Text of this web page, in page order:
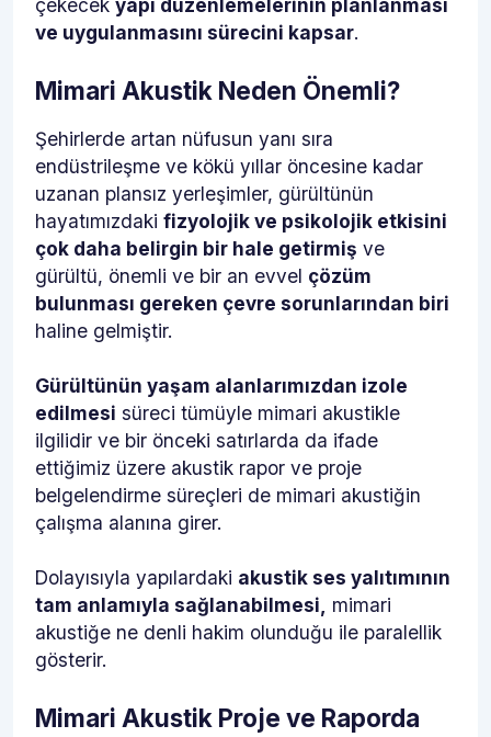
çekecek yapı düzenlemelerinin planlanması
ve uygulanmasını sürecini kapsar.
Mimari Akustik Neden Önemli?
Şehirlerde artan nüfusun yanı sıra
endüstrileşme ve kökü yıllar öncesine kadar
uzanan plansız yerleşimler, gürültünün
hayatımızdaki fizyolojik ve psikolojik etkisini
çok daha belirgin bir hale getirmiş ve
gürültü, önemli ve bir an evvel çözüm
bulunması gereken çevre sorunlarından biri
haline gelmiştir.
Gürültünün yaşam alanlarımızdan izole
edilmesi süreci tümüyle mimari akustikle
ilgilidir ve bir önceki satırlarda da ifade
ettiğimiz üzere akustik rapor ve proje
belgelendirme süreçleri de mimari akustiğin
çalışma alanına girer.
Dolayısıyla yapılardaki akustik ses yalıtımının
tam anlamıyla sağlanabilmesi,
mimari
akustiğe ne denli hakim olunduğu ile paralellik
gösterir.
Mimari Akustik Proje ve Raporda